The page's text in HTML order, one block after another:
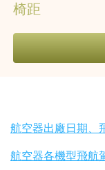
椅距
航空器出廠日期、
航空器各機型飛航